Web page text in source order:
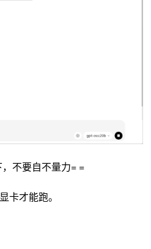
不要自不量力= =
卡才能跑。